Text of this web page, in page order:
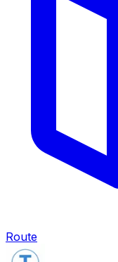
Route